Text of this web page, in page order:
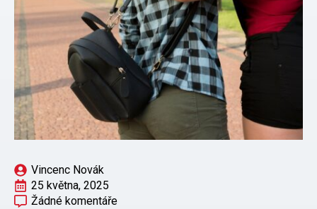
Vincenc Novák
25 května, 2025
Žádné komentáře